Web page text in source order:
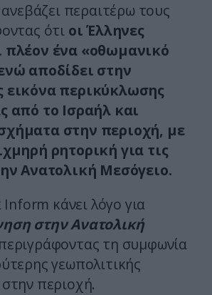
περαιτέρω τους
ότι οι Έλληνες
πλέον ένα «οθωμανικό
αποδίδει στην
εικόνα περικύκλωσης
από το Ισραήλ και
στην περιοχή, με
ρητορική για τις
Ανατολική Μεσόγειο.
κάνει λόγο για
στην Ανατολική
τη συμφωνία
γεωπολιτικής
περιοχή.